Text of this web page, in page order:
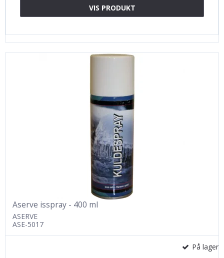
VIS PRODUKT
Aserve isspray - 400 ml
ASERVE
ASE-5017
På lager